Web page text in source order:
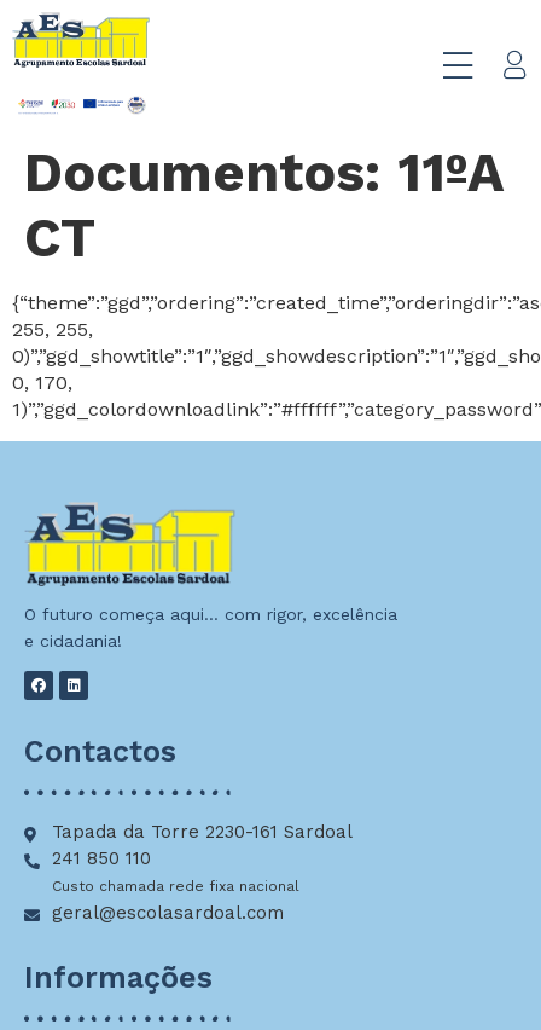
Documentos: 11ºA
CT
255, 255,
0, 170,
O futuro começa aqui… com rigor, excelência
e cidadania!
Contactos
Tapada da Torre 2230-161 Sardoal
241 850 110
Custo chamada rede fixa nacional
geral@escolasardoal.com
Informações